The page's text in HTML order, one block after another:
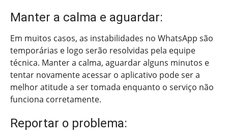
Manter a calma e aguardar:
Em muitos casos, as instabilidades no WhatsApp são
temporárias e logo serão resolvidas pela equipe
técnica. Manter a calma, aguardar alguns minutos e
tentar novamente acessar o aplicativo pode ser a
melhor atitude a ser tomada enquanto o serviço não
funciona corretamente.
Reportar o problema: